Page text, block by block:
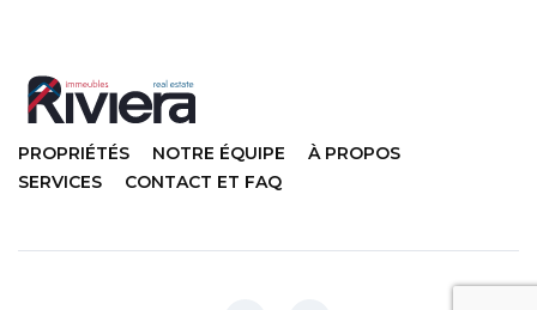
PROPRIÉTÉS NOTRE ÉQUIPE
À PROPOS
SERVICES
CONTACT ET FAQ